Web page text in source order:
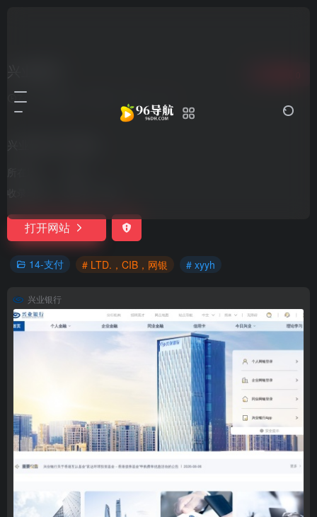
7个月前更新
所在地：
收录时间：
打开网站
14-支付 # LTD.，CIB，网银 # xyyh
兴业银行